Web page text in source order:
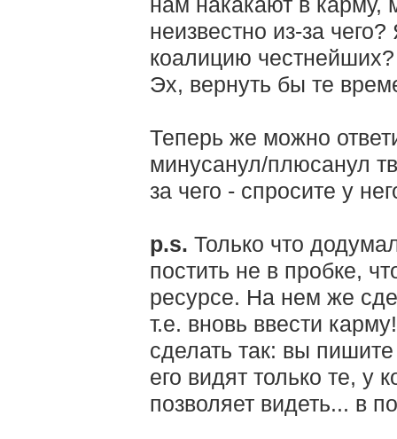
неизвестно из-за
коалицию честнейших?
Эх, вернуть бы те
Теперь же можно
минусанул/плюсанул
за чего - спросите у
p.s. Только что
постить не в пробке,
ресурсе. На нем же
т.е. вновь ввести
сделать так: вы
его видят только те, у
позволяет видеть... в